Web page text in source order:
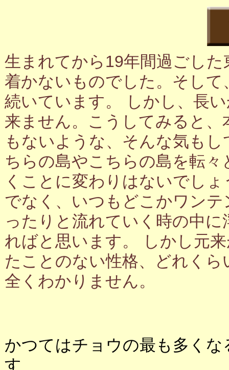
生まれてから19年間過ごし
着かないものでした。そし
続いています。 しかし、長
来ません。こうしてみると
もないような、そんな気も
ちらの島やこちらの島を転
くことに変わりはないでし
でなく、いつもどこかワン
ったりと流れていく時の中
ればと思います。 しかし元
たことのない性格、どれく
全くわかりません。
かつてはチョウの最も多く
す